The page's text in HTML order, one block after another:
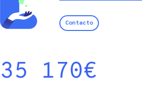
Contacto
35 170€